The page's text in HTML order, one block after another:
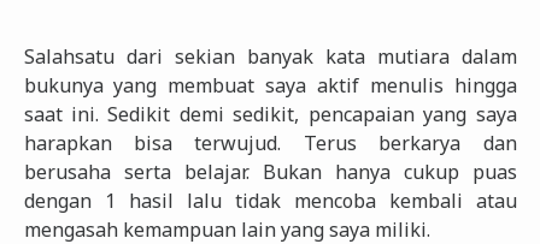
Salahsatu dari sekian banyak kata mutiara dalam
bukunya yang membuat saya aktif menulis hingga
saat ini. Sedikit demi sedikit, pencapaian yang saya
harapkan bisa terwujud. Terus berkarya dan
berusaha serta belajar. Bukan hanya cukup puas
dengan 1 hasil lalu tidak mencoba kembali atau
mengasah kemampuan lain yang saya miliki.